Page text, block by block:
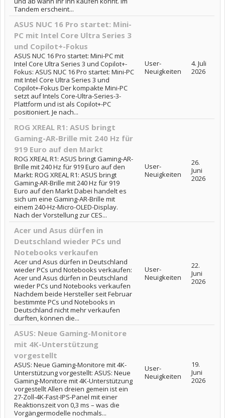
Tandem erscheint...
ASUS NUC 16 Pro startet: Mini-
PC mit Intel Core Ultra Series 3
und Copilot+-Fokus
ASUS NUC 16 Pro startet: Mini-PC mit
Intel Core Ultra Series 3 und Copilot+-
Fokus: ASUS NUC 16 Pro startet: Mini-PC
mit Intel Core Ultra Series 3 und
Copilot+-Fokus Der kompakte Mini-PC
setzt auf Intels Core-Ultra-Series-3-
Plattform und ist als Copilot+-PC
positioniert. Je nach...
User-
Neuigkeiten
4. Juli
2026
ROG XREAL R1: ASUS bringt
Gaming-AR-Brille mit 240 Hz für
919 Euro auf den Markt
ROG XREAL R1: ASUS bringt Gaming-AR-
Brille mit 240 Hz für 919 Euro auf den
Markt: ROG XREAL R1: ASUS bringt
Gaming-AR-Brille mit 240 Hz für 919
Euro auf den Markt Dabei handelt es
sich um eine Gaming-AR-Brille mit
einem 240-Hz-Micro-OLED-Display.
Nach der Vorstellung zur CES...
User-
Neuigkeiten
26.
Juni
2026
Acer und Asus dürfen in
Deutschland wieder PCs und
Notebooks verkaufen
Acer und Asus dürfen in Deutschland
wieder PCs und Notebooks verkaufen:
Acer und Asus dürfen in Deutschland
wieder PCs und Notebooks verkaufen
Nachdem beide Hersteller seit Februar
bestimmte PCs und Notebooks in
Deutschland nicht mehr verkaufen
durften, können die...
User-
Neuigkeiten
22.
Juni
2026
ASUS: Neue Gaming-Monitore
mit 4K-Unterstützung
vorgestellt
ASUS: Neue Gaming-Monitore mit 4K-
Unterstützung vorgestellt: ASUS: Neue
Gaming-Monitore mit 4K-Unterstützung
vorgestellt Allen dreien gemein ist ein
27-Zoll-4K-Fast-IPS-Panel mit einer
Reaktionszeit von 0,3 ms – was die
Vorgängermodelle nochmals...
User-
Neuigkeiten
19.
Juni
2026